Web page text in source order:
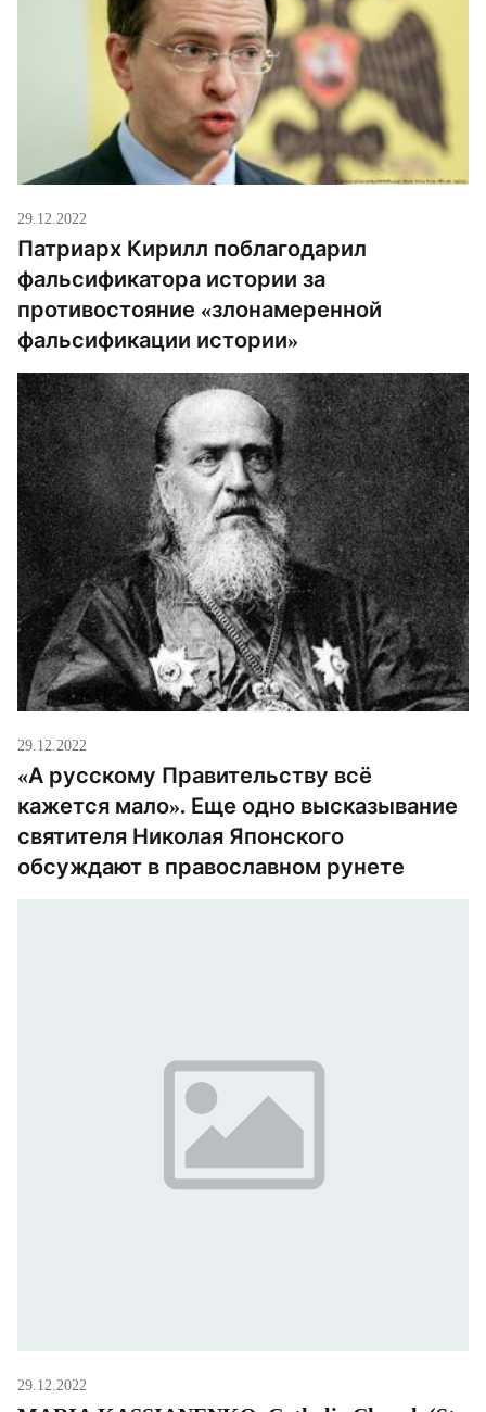
29.12.2022
Патриарх Кирилл поблагодарил
фальсификатора истории за
противостояние «злонамеренной
фальсификации истории»
29.12.2022
«А русскому Правительству всё
кажется мало». Еще одно высказывание
святителя Николая Японского
обсуждают в православном рунете
29.12.2022